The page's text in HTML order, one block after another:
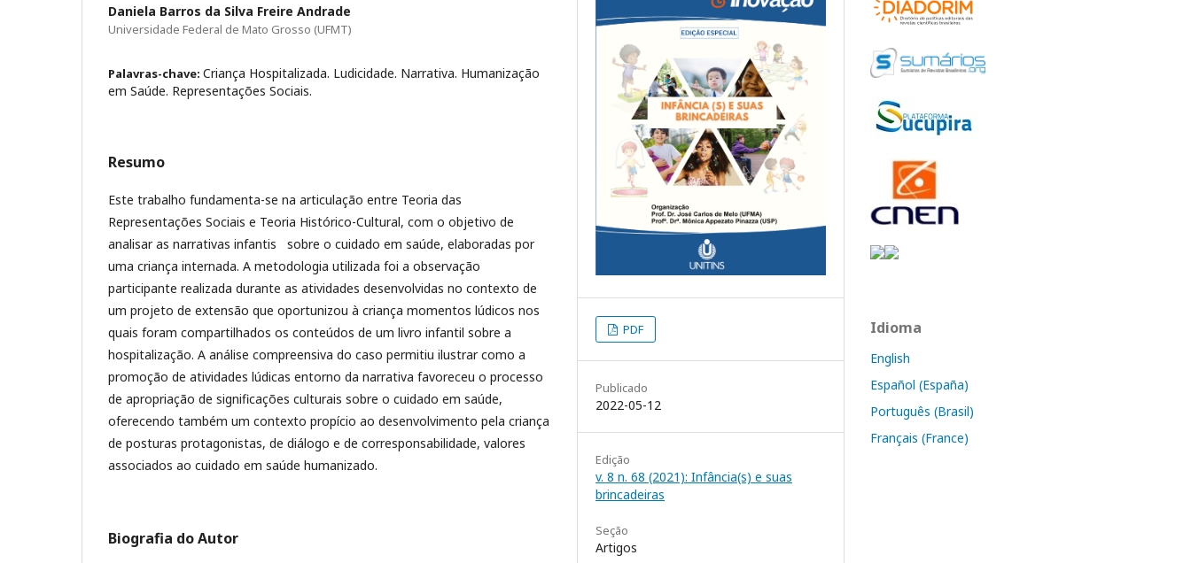
Daniela Barros da Silva Freire Andrade
Universidade Federal de Mato Grosso (UFMT)
Palavras-chave: Criança Hospitalizada. Ludicidade. Narrativa. Humanização
em Saúde. Representações Sociais.
Resumo
Este trabalho fundamenta-se na articulação entre Teoria das
Representações Sociais e Teoria Histórico-Cultural, com o objetivo de
analisar as narrativas infantis sobre o cuidado em saúde, elaboradas por
uma criança internada. A metodologia utilizada foi a observação
participante realizada durante as atividades desenvolvidas no contexto de
um projeto de extensão que oportunizou à criança momentos lúdicos nos
quais foram compartilhados os conteúdos de um livro infantil sobre a
hospitalização. A análise compreensiva do caso permitiu ilustrar como a
promoção de atividades lúdicas entorno da narrativa favoreceu o processo
de apropriação de significações culturais sobre o cuidado em saúde,
oferecendo também um contexto propício ao desenvolvimento pela criança
de posturas protagonistas, de diálogo e de corresponsabilidade, valores
associados ao cuidado em saúde humanizado.
Biografia do Autor
PDF
Publicado
2022-05-12
Edição
v. 8 n. 68 (2021): Infância(s) e suas
brincadeiras
Seção
Artigos
Idioma
English
Español (España)
Português (Brasil)
Français (France)